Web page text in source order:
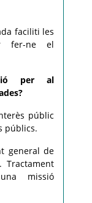
faciliti les
fer-ne el
per al
públic
públics.
general de
Tractament
missió